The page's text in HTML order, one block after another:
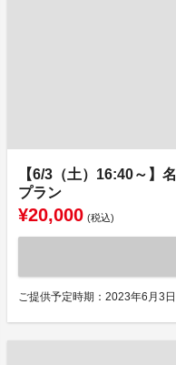
【6/3（土）16:40～】
プラン
¥20,000 (税込)
ご提供予定時期：2023年6月3日